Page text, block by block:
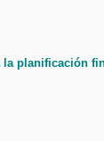
planificación